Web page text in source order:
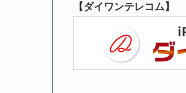
【ダイワンテレコム】